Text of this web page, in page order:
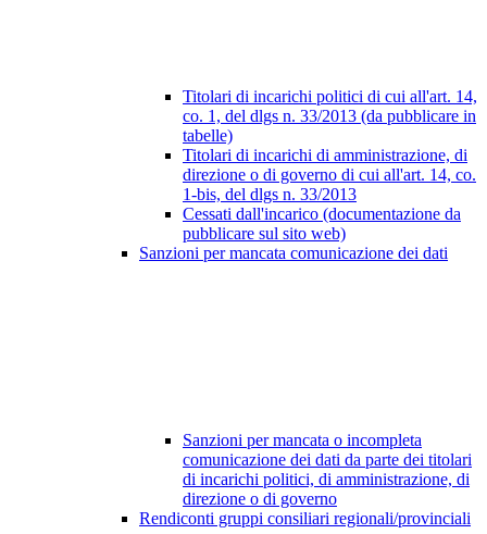
Titolari di incarichi politici di cui all'art. 14,
co. 1, del dlgs n. 33/2013 (da pubblicare in
tabelle)
Titolari di incarichi di amministrazione, di
direzione o di governo di cui all'art. 14, co.
1-bis, del dlgs n. 33/2013
Cessati dall'incarico (documentazione da
pubblicare sul sito web)
Sanzioni per mancata comunicazione dei dati
Sanzioni per mancata o incompleta
comunicazione dei dati da parte dei titolari
di incarichi politici, di amministrazione, di
direzione o di governo
Rendiconti gruppi consiliari regionali/provinciali